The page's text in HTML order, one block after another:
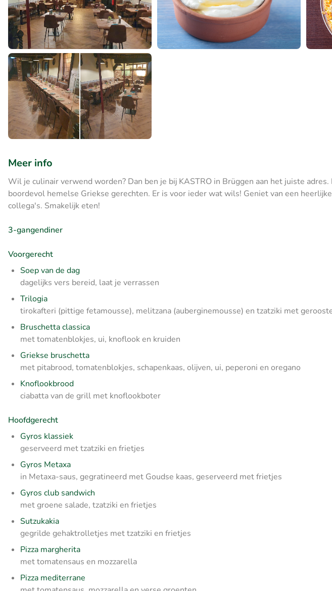
Meer info
Wil je culinair verwend worden? Dan ben je bij KASTRO in Brüggen aan het juiste
boordevol hemelse Griekse gerechten. Er is voor ieder wat wils! Geniet van een
collega's. Smakelijk eten!
3-gangendiner
Voorgerecht
Soep van de dag
dagelijks vers bereid, laat je verrassen
Trilogia
tirokafteri (pittige fetamousse), melitzana (auberginemousse) en tzatziki met
Bruschetta classica
met tomatenblokjes, ui, knoflook en kruiden
Griekse bruschetta
met pitabrood, tomatenblokjes, schapenkaas, olijven, ui, peperoni en oregano
Knoflookbrood
ciabatta van de grill met knoflookboter
Hoofdgerecht
Gyros klassiek
geserveerd met tzatziki en frietjes
Gyros Metaxa
in Metaxa-saus, gegratineerd met Goudse kaas, geserveerd met frietjes
Gyros club sandwich
met groene salade, tzatziki en frietjes
Sutzukakia
gegrilde gehaktrolletjes met tzatziki en frietjes
Pizza margherita
met tomatensaus en mozzarella
Pizza mediterrane